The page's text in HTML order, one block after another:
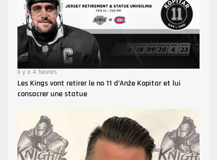
Il y a 4 heures
Les Kings vont retirer le no 11 d’Anže Kopitar et lui
consacrer une statue